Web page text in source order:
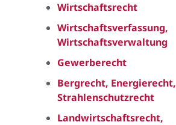
Wirtschaftsrecht
Wirtschaftsverfassung,
Wirtschaftsverwaltung
Gewerberecht
Bergrecht, Energierecht,
Strahlenschutzrecht
Landwirtschaftsrecht,